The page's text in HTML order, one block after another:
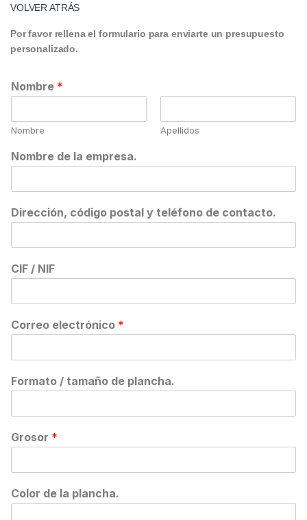
VOLVER ATRÁS
Por favor rellena el formulario para enviarte un presupuesto
personalizado.
Nombre *
Nombre Apellidos
Nombre de la empresa.
Dirección, código postal y teléfono de contacto.
CIF / NIF
Correo electrónico *
Formato / tamaño de plancha.
Grosor *
Color de la plancha.